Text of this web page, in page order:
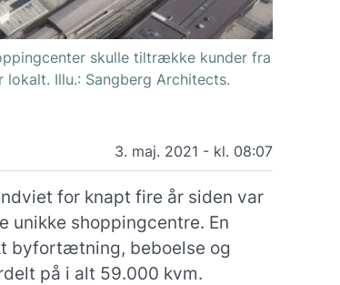
skulle tiltrække kunder fra
Illu.: Sangberg Architects.
3. maj. 2021 - kl. 08:07
for knapt fire år siden var
unikke shoppingcentre. En
byfortætning, beboelse og
på i alt 59.000 kvm.